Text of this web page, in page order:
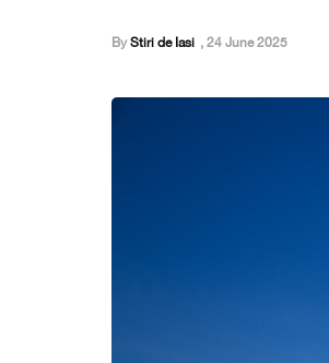
By Stiri de Iasi , 24 June 2025